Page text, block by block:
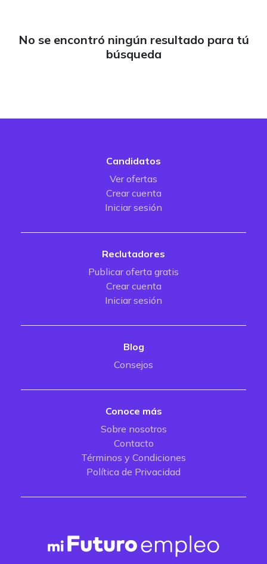
No se encontró ningún resultado para tú
búsqueda
Candidatos
Ver ofertas
Crear cuenta
Iniciar sesión
Reclutadores
Publicar oferta gratis
Crear cuenta
Iniciar sesión
Blog
Consejos
Conoce más
Sobre nosotros
Contacto
Términos y Condiciones
Política de Privacidad